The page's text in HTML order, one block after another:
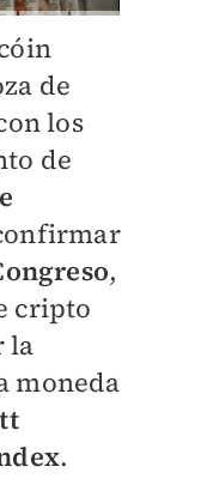
de
los
de
,
cripto
la
moneda
.